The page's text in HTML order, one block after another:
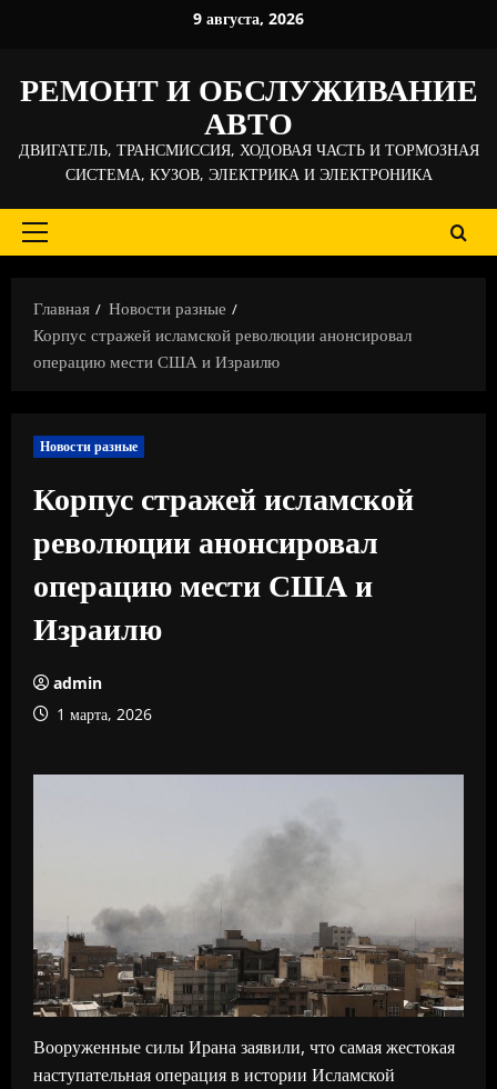
9 августа, 2026
РЕМОНТ И ОБСЛУЖИВАНИЕ
АВТО
ДВИГАТЕЛЬ, ТРАНСМИССИЯ, ХОДОВАЯ ЧАСТЬ И ТОРМОЗНАЯ
СИСТЕМА, КУЗОВ, ЭЛЕКТРИКА И ЭЛЕКТРОНИКА
Основное
Главная
Новости разные
Корпус стражей исламской революции анонсировал
операцию мести США и Израилю
Новости разные
Корпус стражей исламской
революции анонсировал
операцию мести США и
Израилю
admin
1 марта, 2026
Вооруженные силы Ирана заявили, что самая жестокая
наступательная операция в истории Исламской